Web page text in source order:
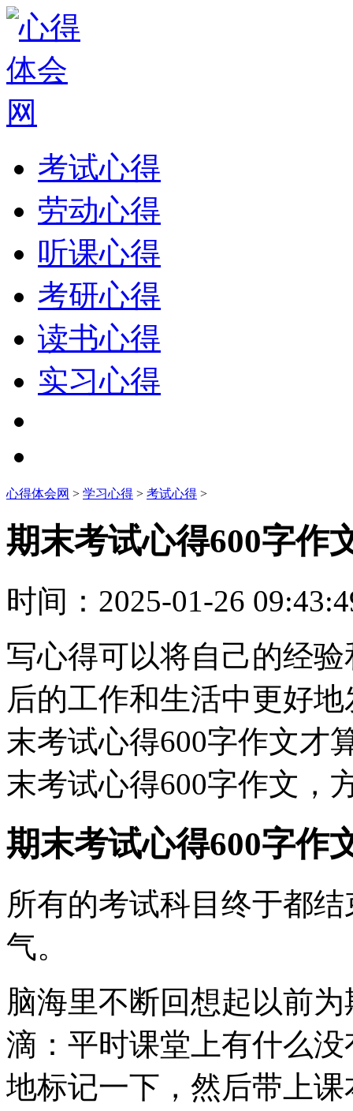
考试心得
劳动心得
听课心得
考研心得
读书心得
实习心得
心得体会网 > 学习心得 > 考试心得 >
期末考试心得600字作
时间： 2025-01-26
写心得可以将自己的经
后的工作和生活中更好
末考试心得600字作文才
末考试心得600字作文，
期末考试心得600字作
所有的考试科目终于都
气。
脑海里不断回想起以前
滴：平时课堂上有什么
地标记一下，然后带上